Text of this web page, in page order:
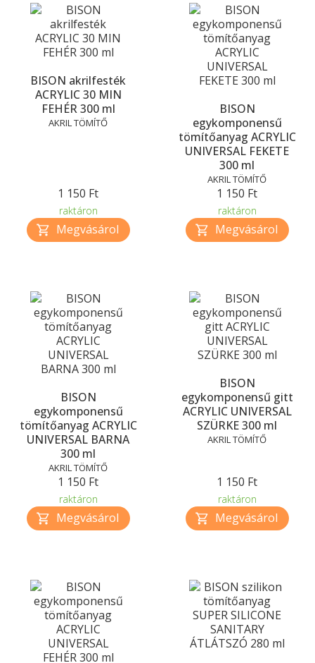
BISON akrilfesték
ACRYLIC 30 MIN
FEHÉR 300 ml
AKRIL TÖMÍTŐ
1 150 Ft
raktáron
BISON
egykomponensű
tömítőanyag ACRYLIC
UNIVERSAL FEKETE
300 ml
AKRIL TÖMÍTŐ
1 150 Ft
raktáron
BISON
egykomponensű
tömítőanyag ACRYLIC
UNIVERSAL BARNA
300 ml
AKRIL TÖMÍTŐ
1 150 Ft
raktáron
BISON
egykomponensű gitt
ACRYLIC UNIVERSAL
SZÜRKE 300 ml
AKRIL TÖMÍTŐ
1 150 Ft
raktáron